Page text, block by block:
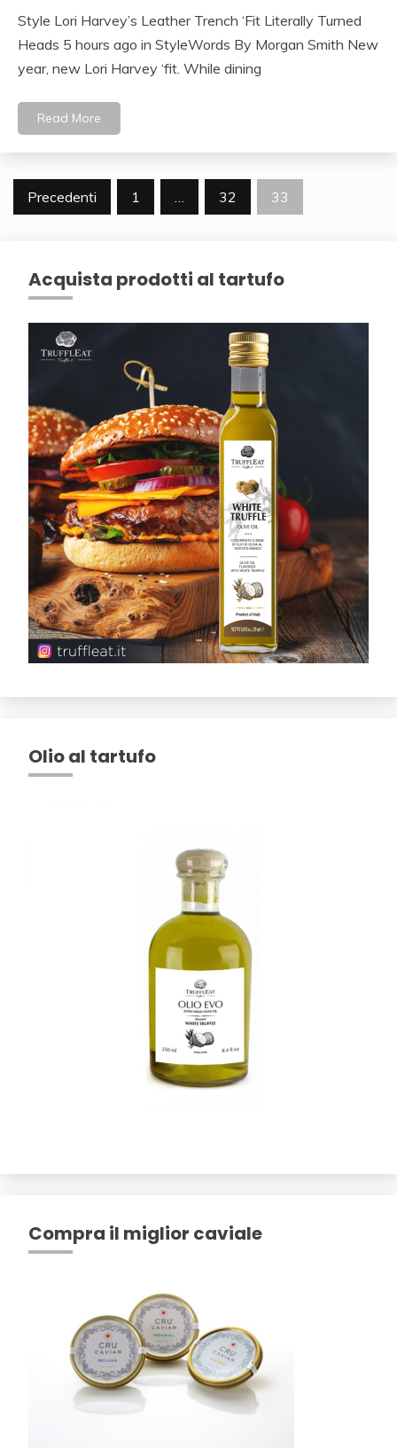
Style Lori Harvey’s Leather Trench ‘Fit Literally Turned
Heads 5 hours ago in StyleWords By Morgan Smith New
year, new Lori Harvey ‘fit. While dining
Read More
Navigazione
Precedenti 1 … 32 33
Acquista prodotti al tartufo
Olio al tartufo
Compra il miglior caviale